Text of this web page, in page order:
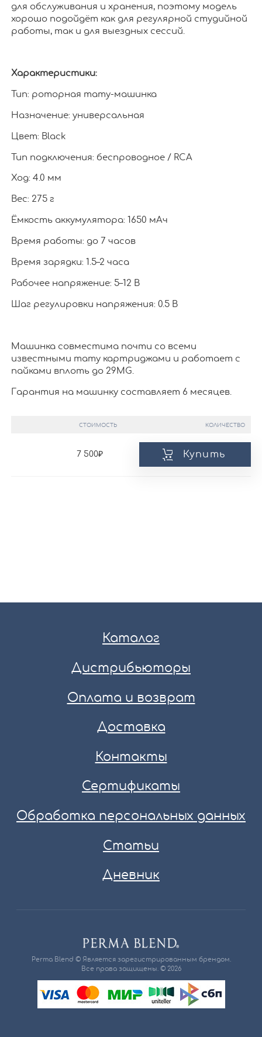
для обслуживания и хранения, поэтому модель
хорошо подойдёт как для регулярной студийной
работы, так и для выездных сессий.
Характеристики:
Тип: роторная тату-машинка
Назначение: универсальная
Цвет: Black
Тип подключения: беспроводное / RCA
Ход: 4.0 мм
Вес: 275 г
Ёмкость аккумулятора: 1650 мАч
Время работы: до 7 часов
Время зарядки: 1.5–2 часа
Рабочее напряжение: 5–12 В
Шаг регулировки напряжения: 0.5 В
Машинка совместима почти со всеми
известными тату картриджами и работает с
пайками вплоть до 29MG.
Гарантия на машинку составляет 6 месяцев.
СТОИМОСТЬ КОЛИЧЕСТВО
7 500 Купить
Каталог
Дистрибьюторы
Оплата и возврат
Доставка
Контакты
Сертификаты
Обработка персональных данных
Статьи
Дневник
Perma Blend © Является зарегистрированным брендом.
Все права защищены. © 2026